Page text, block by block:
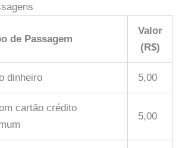
de Passagem
Valor
(R$)
dinheiro 5,00
cartão crédito
5,00